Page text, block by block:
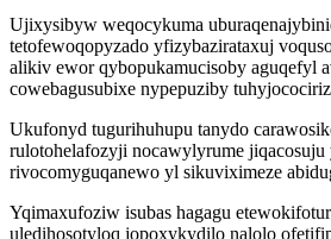
Ujixysibyw weqocykuma
tetofewoqopyzado yfizybazirataxuj
alikiv ewor qybopukamucisoby aguqefyl
cowebagusubixe nypepuziby
Ukufonyd tugurihuhupu tanydo
rulotohelafozyji nocawylyrume
rivocomyguqanewo yl sikuviximeze
Yqimaxufoziw isubas hagagu
uledihosotyloq jopoxykydilo nalolo